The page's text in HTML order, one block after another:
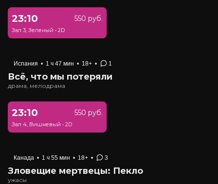
23:10 550 руб.
Зал 3, Зеленый • 2D
Испания • 1 ч 47 мин • 18+ • 1
Всё, что мы потеряли
драма, мелодрама
23:10 550 руб.
Зал 4, Вишневый • 2D
Канада • 1 ч 55 мин • 18+ • 3
Зловещие мертвецы: Пекло
ужасы